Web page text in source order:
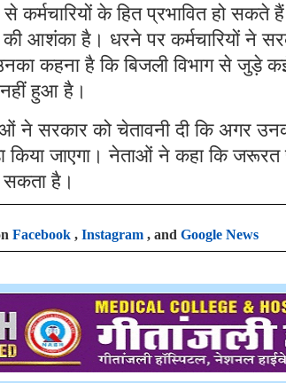
से कर्मचारियों के हित प्रभावित हो
आशंका है। धरने पर कर्मचारियों ने
कहना है कि बिजली विभाग से जुड़े
हुआ है।
ने सरकार को चेतावनी दी कि अगर
जाएगा। नेताओं ने कहा कि जरूरत
है।
Facebook , Instagram , and Google News